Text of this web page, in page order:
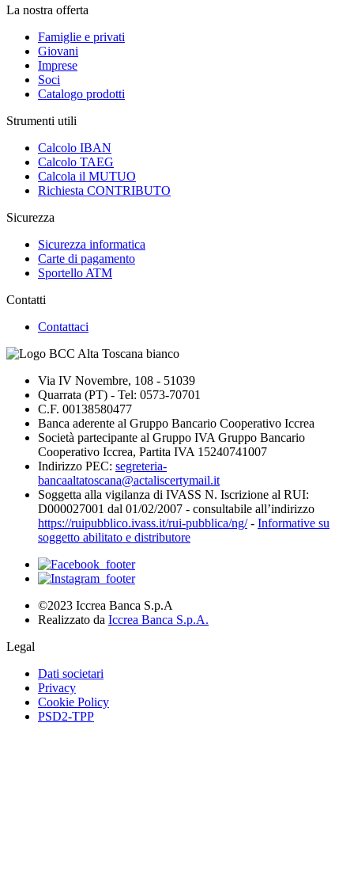
La nostra offerta
Famiglie e privati
Giovani
Imprese
Soci
Catalogo prodotti
Strumenti utili
Calcolo IBAN
Calcolo TAEG
Calcola il MUTUO
Richiesta CONTRIBUTO
Sicurezza
Sicurezza informatica
Carte di pagamento
Sportello ATM
Contatti
Contattaci
Via IV Novembre, 108 - 51039
Quarrata (PT) - Tel: 0573-70701
C.F. 00138580477
Banca aderente al Gruppo Bancario Cooperativo Iccrea
Società partecipante al Gruppo IVA Gruppo Bancario
Cooperativo Iccrea, Partita IVA 15240741007
Indirizzo PEC: segreteria-
bancaaltatoscana@actaliscertymail.it
Soggetta alla vigilanza di IVASS N. Iscrizione al RUI:
D000027001 dal 01/02/2007 - consultabile all’indirizzo
https://ruipubblico.ivass.it/rui-pubblica/ng/- Informative su
soggetto abilitato e distributore
©2023 Iccrea Banca S.p.A
Realizzato da Iccrea Banca S.p.A.
Legal
Dati societari
Privacy
Cookie Policy
PSD2-TPP